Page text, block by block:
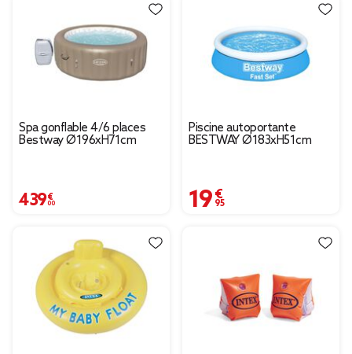
Spa gonflable 4/6 places
Bestway Ø196xH71cm
439,00 €
Piscine autoportante
BESTWAY Ø183xH51cm
19,95 €